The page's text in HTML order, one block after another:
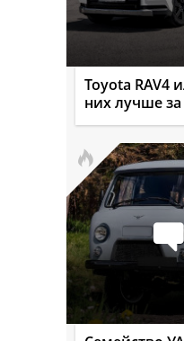
Toyota RAV4
них лучше